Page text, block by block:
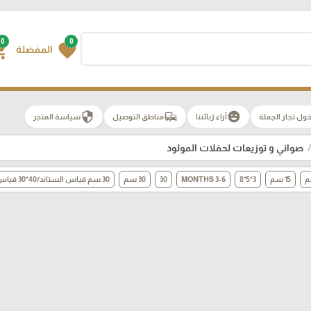
0
favorite المفضلة
0
تجار الجملة emoji_emotionsآراء زبائننا commuteمناطق التوصيل securityسياسة المتجر
صواني و توزيعات لحفلات المولود
15 سم 3*5*8
3-6 MONTHS
30 30 سم 30 سم قياس الستاند/40*30 قياس الصينية